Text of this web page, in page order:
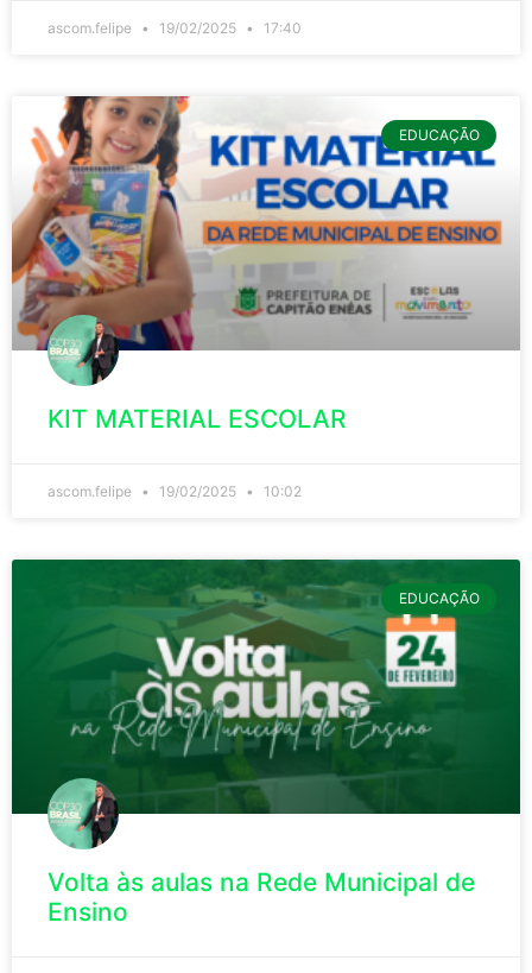
ascom.felipe 19/02/2025 17:40
EDUCAÇÃO
KIT MATERIAL ESCOLAR
ascom.felipe 19/02/2025 10:02
EDUCAÇÃO
Volta às aulas na Rede Municipal de
Ensino